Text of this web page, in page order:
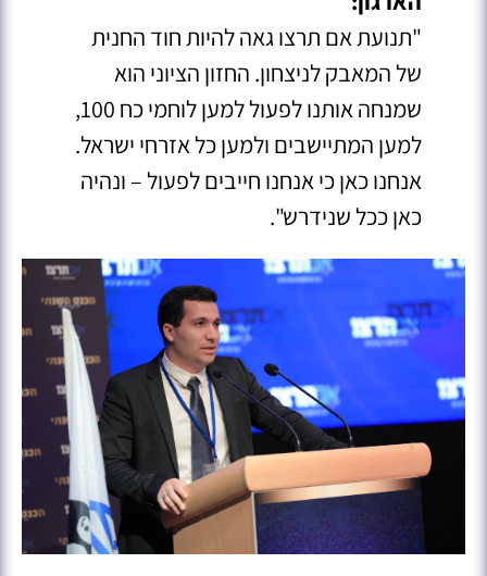
"תנועת אם תרצו גאה להיות חוד החנית
של המאבק לניצחון. החזון הציוני הוא
שמנחה אותנו לפעול למען לוחמי כח 100,
למען המתיישבים ולמען כל אזרחי ישראל.
אנחנו כאן כי אנחנו חייבים לפעול – ונהיה
כאן ככל שנידרש".